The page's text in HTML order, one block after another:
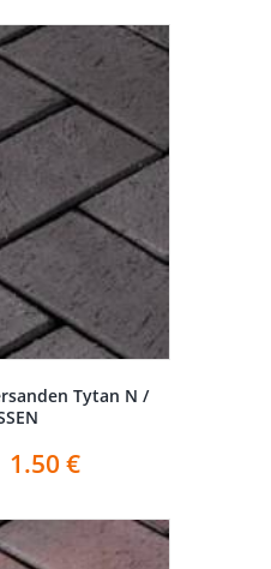
Tytan N /
1.50 €